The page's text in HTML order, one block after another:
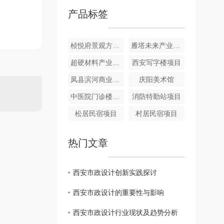
产品标签
桢悦府景观方案设计 雁塔未来产业城岳旗寨教育用地项目
超硬材料产业基地建设项目 西安写字楼项目
凤县滨河商业街项目 庆阳美术馆
中医院门诊楼项目 消防特勤站项目
松居民宿项目 村居民宿项目
热门文章
西安市政设计创新实践探讨
西安市政设计的重要性与影响
西安市政设计行业现状及趋势分析